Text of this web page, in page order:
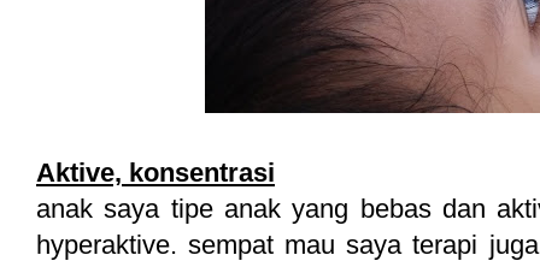
Aktive, konsentrasi
anak saya tipe anak yang bebas dan
hyperaktive. sempat mau saya terapi